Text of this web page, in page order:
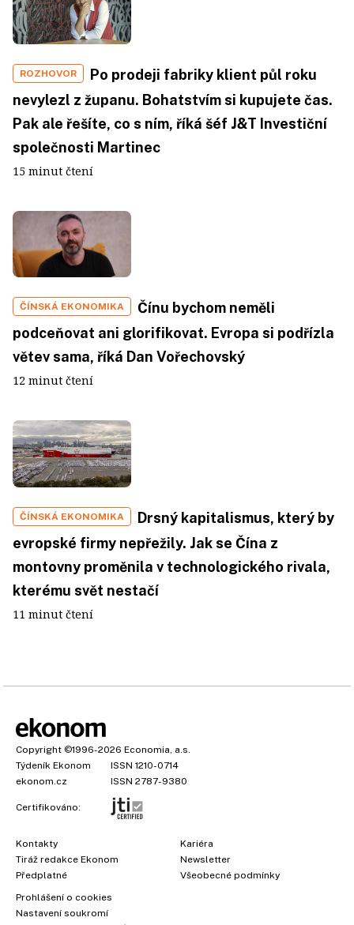
ROZHOVOR
Po prodeji fabriky klient půl roku
nevylezl z županu. Bohatstvím si kupujete čas.
Pak ale řešíte, co s ním, říká šéf J&T Investiční
společnosti Martinec
15 minut čtení
ČÍNSKÁ EKONOMIKA
Čínu bychom neměli
podceňovat ani glorifikovat. Evropa si podřízla
větev sama, říká Dan Vořechovský
12 minut čtení
ČÍNSKÁ EKONOMIKA
Drsný kapitalismus, který by
evropské firmy nepřežily. Jak se Čína z
montovny proměnila v technologického rivala,
kterému svět nestačí
11 minut čtení
Copyright ©1996-2026 Economia, a.s.
Týdeník Ekonom
ISSN 1210-0714
ekonom.cz
ISSN 2787-9380
Certifikováno:
Kontakty
Tiráž redakce Ekonom
Předplatné
Kariéra
Newsletter
Všeobecné podmínky
Prohlášení o cookies
Nastavení soukromí